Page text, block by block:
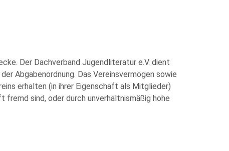
Der Dachverband Jugendliteratur e.V. dient
Abgabenordnung. Das Vereinsvermögen sowie
erhalten (in ihrer Eigenschaft als Mitglieder)
sind, oder durch unverhältnismäßig hohe